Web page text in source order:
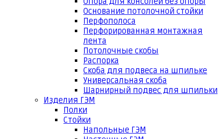
Основание потолочной стойки
Перфополоса
Перфорированная монтажная
лента
Потолочные скобы
Распорка
Скоба для подвеса на шпильке
Универсальная скоба
Шарнирный подвес для шпильки
Изделия ГЭМ
Полки
Стойки
Напольные ГЭМ